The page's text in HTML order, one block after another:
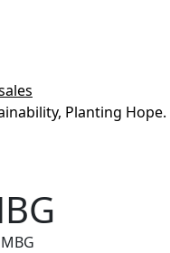
Planting Hope.